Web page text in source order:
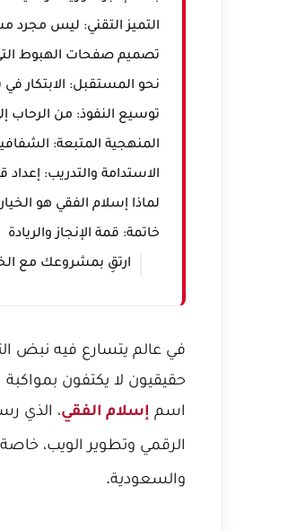
التميز التقني: ليس مجرد
تصميم صفحات الهبوط
نحو المستقبل: الابتكار في
توسيع النفوذ: من الرحاب
المنهجية المتبعة:
الاستدامة والتدريب: إعداد
لماذا إسلام الفقي هو
خاتمة: قمة الإنجاز والريادة
ارتقِ بمشروعك مع
في عالم يتسارع فيه نبض
حقيقيون لا يكتفون
اسم إسلام الفقي، الذي
الرقمي وتطوير الويب،
والسعودية.